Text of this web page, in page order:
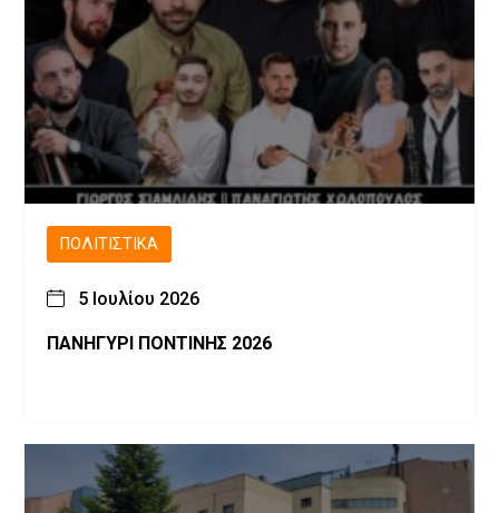
ΠΟΛΙΤΙΣΤΙΚΆ
5 Ιουλίου 2026
ΠΑΝΗΓΥΡΙ ΠΟΝΤΙΝΗΣ 2026